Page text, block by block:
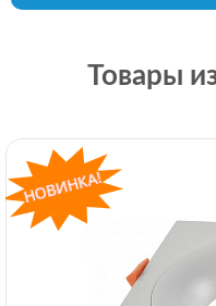
Товары